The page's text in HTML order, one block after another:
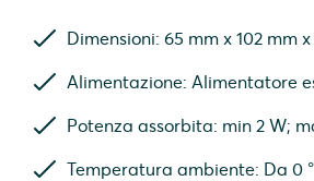
Dimensioni: 65 mm x 102 mm
Alimentazione: Alimentatore
Potenza assorbita: min 2 W;
Temperatura ambiente: Da 0